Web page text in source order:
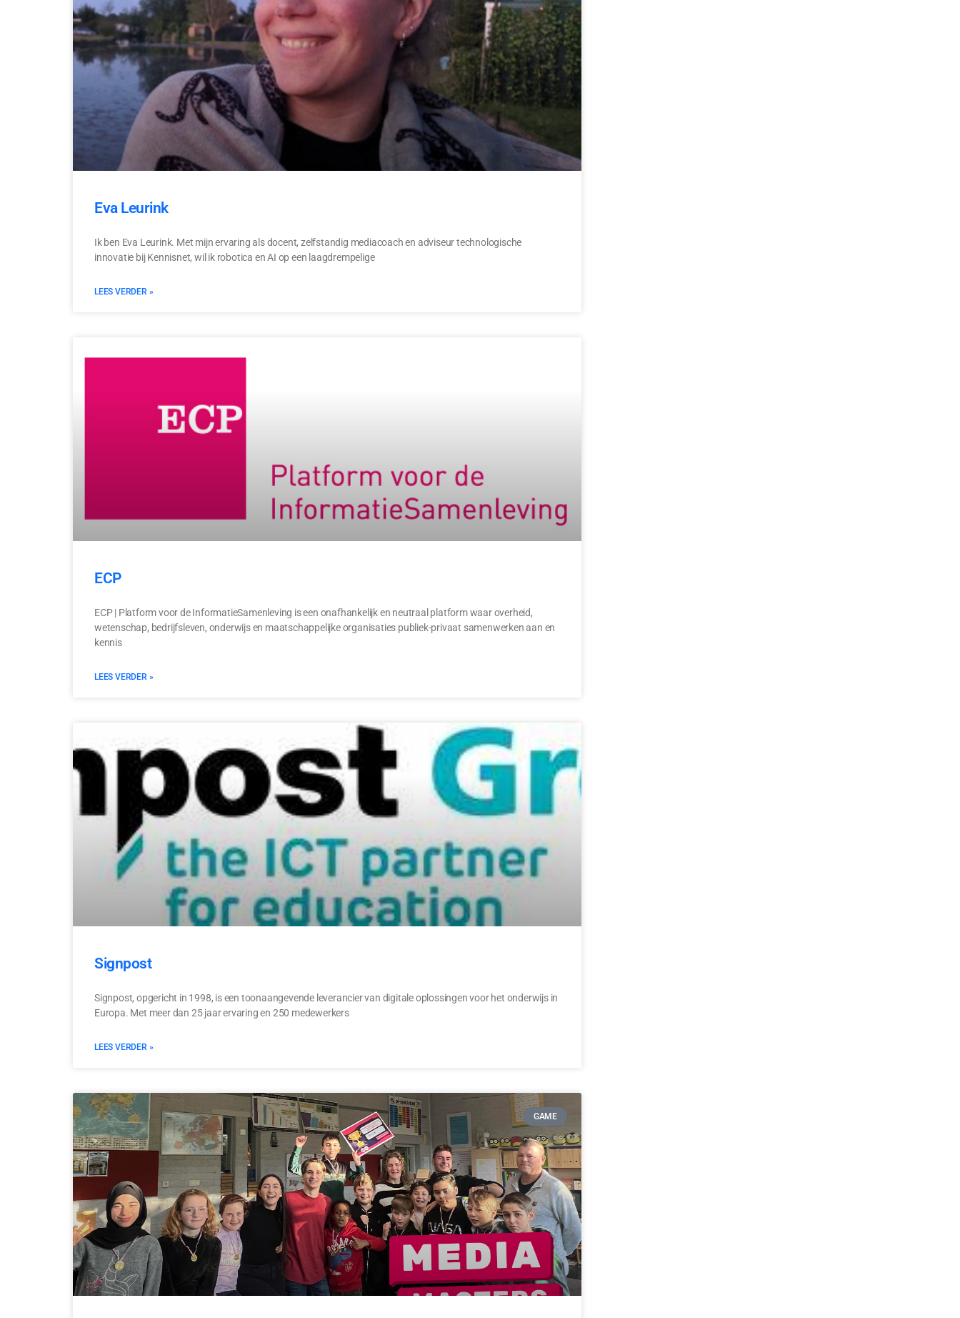
Eva Leurink
Ik ben Eva Leurink. Met mijn ervaring als docent, zelfstandig mediacoach en adviseur technologische
innovatie bij Kennisnet, wil ik robotica en AI op een laagdrempelige
LEES VERDER »
ECP
ECP | Platform voor de InformatieSamenleving is een onafhankelijk en neutraal platform waar overheid,
wetenschap, bedrijfsleven, onderwijs en maatschappelijke organisaties publiek-privaat samenwerken aan en
kennis
LEES VERDER »
Signpost
Signpost, opgericht in 1998, is een toonaangevende leverancier van digitale oplossingen voor het onderwijs in
Europa. Met meer dan 25 jaar ervaring en 250 medewerkers
LEES VERDER »
GAME